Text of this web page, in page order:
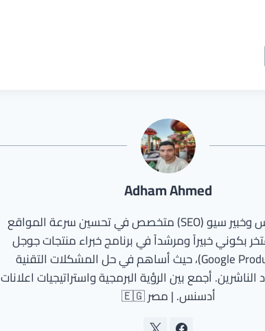
Adham Ahmed
مطور ووردبريس وخبير سيو (SEO) متخصص في تحسين سرعة المواقع
بكوني خبيراً ومرشداً في برنامج خبراء منتجات جوجل
(Google Product Experts)، حيث أساهم في حل المشكلات التقنية
أجمع بين الرؤية البرمجية واستراتيجيات اعلانات
أدسنس. | مصر 🇪🇬